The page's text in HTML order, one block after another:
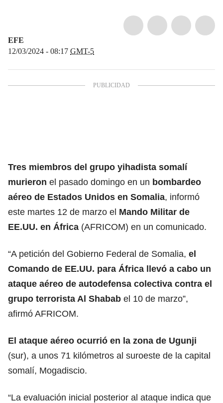
EFE
12/03/2024 - 08:17 GMT-5
Tres miembros del grupo yihadista somalí
murieron el pasado domingo en un bombardeo
aéreo de Estados Unidos en Somalia, informó
este martes 12 de marzo el Mando Militar de
EE.UU. en África (AFRICOM) en un comunicado.
“A petición del Gobierno Federal de Somalia, el
Comando de EE.UU. para África llevó a cabo un
ataque aéreo de autodefensa colectiva contra el
grupo terrorista Al Shabab el 10 de marzo”,
afirmó AFRICOM.
El ataque aéreo ocurrió en la zona de Ugunji
(sur), a unos 71 kilómetros al suroeste de la capital
somalí, Mogadiscio.
“La evaluación inicial posterior al ataque indica que